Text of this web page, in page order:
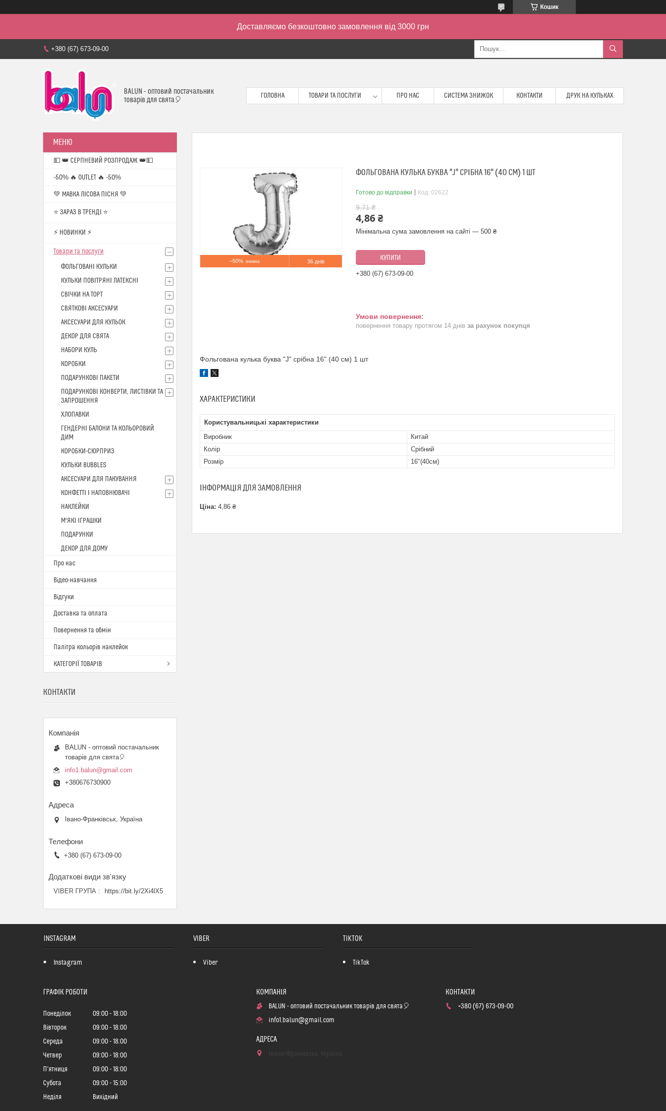
Кошик
Доставляємо безкоштовно замовлення від 3000 грн
+380 (67) 673-09-00
BALUN - оптовий постачальник
товарів для свята🎈
ГОЛОВНА ТОВАРИ ТА ПОСЛУГИ ПРО НАС СИСТЕМА ЗНИЖОК КОНТАКТИ ДРУК НА КУЛЬКАХ
–50% 36 днів
ФОЛЬГОВАНА КУЛЬКА БУКВА "J" СРІБНА 16" (40 СМ) 1 ШТ
Готово до відправки Код: 02622
9,71 ₴
4,86 ₴
Мінімальна сума замовлення на сайті — 500 ₴
КУПИТИ
+380 (67) 673-09-00
повернення товару протягом 14 днів за рахунок покупця
Фольгована кулька буква "J" срібна 16" (40 см) 1 шт
ХАРАКТЕРИСТИКИ
Користувальницькі характеристики
Виробник
Китай
Колір
Срібний
Розмір
16"(40см)
ІНФОРМАЦІЯ ДЛЯ ЗАМОВЛЕННЯ
Ціна: 4,86 ₴
💵 👑 СЕРПНЕВИЙ РОЗПРОДАЖ 👑💵
-50% 🔥 OUTLET 🔥 -50%
💚 МАВКА ЛІСОВА ПІСНЯ 💚
⭐️ ЗАРАЗ В ТРЕНДІ ⭐️
⚡ НОВИНКИ ⚡
Товари та послуги
ФОЛЬГОВАНІ КУЛЬКИ
КУЛЬКИ ПОВІТРЯНІ ЛАТЕКСНІ
СВІЧКИ НА ТОРТ
СВЯТКОВІ АКСЕСУАРИ
АКСЕСУАРИ ДЛЯ КУЛЬОК
ДЕКОР ДЛЯ СВЯТА
НАБОРИ КУЛЬ
КОРОБКИ
ПОДАРУНКОВІ ПАКЕТИ
ПОДАРУНКОВІ КОНВЕРТИ, ЛИСТІВКИ ТА
ЗАПРОШЕННЯ
ХЛОПАВКИ
ГЕНДЕРНІ БАЛОНИ ТА КОЛЬОРОВИЙ
ДИМ
КОРОБКИ-СЮРПРИЗ
КУЛЬКИ BUBBLES
АКСЕСУАРИ ДЛЯ ПАКУВАННЯ
КОНФЕТТІ І НАПОВНЮВАЧІ
НАКЛЕЙКИ
М'ЯКІ ІГРАШКИ
ПОДАРУНКИ
ДЕКОР ДЛЯ ДОМУ
Про нас
Відео-навчання
Відгуки
Доставка та оплата
Повернення та обмін
Палітра кольорів наклейок
КАТЕГОРІЇ ТОВАРІВ
КОНТАКТИ
BALUN - оптовий постачальник
товарів для свята🎈
info1.balun@gmail.com
+380676730900
Івано-Франківськ, Україна
+380 (67) 673-09-00
VIBER ГРУПА https://bit.ly/2Xi4lX5
INSTAGRAM
Instagram
VIBER
Viber
TIKTOK
TikTok
ГРАФІК РОБОТИ
Понеділок 09:00
18:00
Вівторок
09:00
18:00
Середа
09:00
18:00
Четвер
09:00
18:00
Пʼятниця
09:00
18:00
Субота
09:00
15:00
Неділя
Вихідний
BALUN - оптовий постачальник товарів для свята🎈
info1.balun@gmail.com
+380 (67) 673-09-00